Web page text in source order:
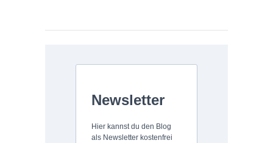
Newsletter
Hier kannst du den Blog
als Newsletter kostenfrei